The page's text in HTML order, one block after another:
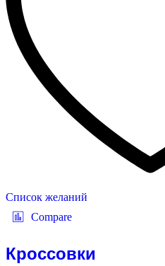
Список желаний
Compare
Кроссовки